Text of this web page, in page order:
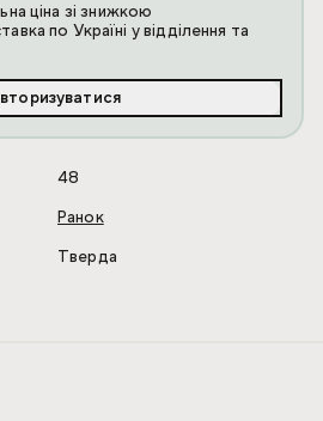
ціна зі знижкою
по Україні у відділення та
48
Ранок
Тверда